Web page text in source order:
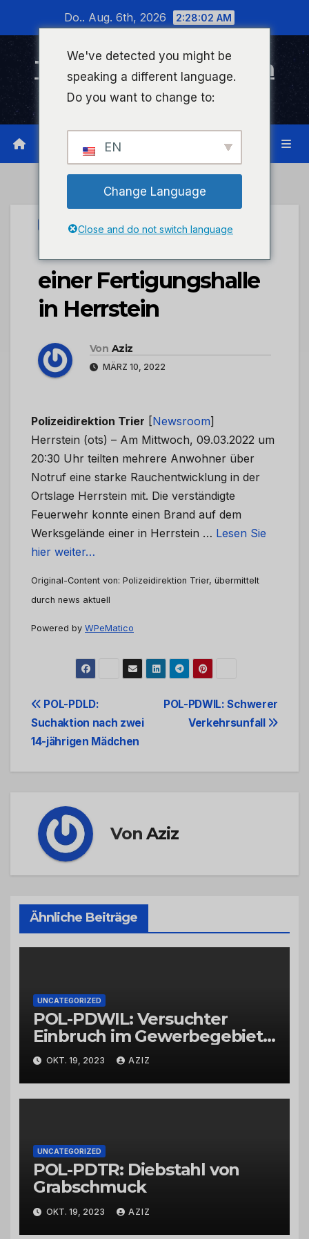
wechseln
Do.. Aug. 6th, 2026 2:28:03 AM
Timeline Bad Kreuznach
Infonetzwerk für Bad Kreuznach
UNCATEGORIZED
POL-PDTR: Brand
einer Fertigungshalle
in Herrstein
Von Aziz
MÄRZ 10, 2022
Polizeidirektion Trier [Newsroom]
Herrstein (ots) – Am Mittwoch, 09.03.2022 um
20:30 Uhr teilten mehrere Anwohner über
Notruf eine starke Rauchentwicklung in der
Ortslage Herrstein mit. Die verständigte
Feuerwehr konnte einen Brand auf dem
Werksgelände einer in Herrstein … Lesen Sie
hier weiter…
Original-Content von: Polizeidirektion Trier, übermittelt
durch news aktuell
Powered by WPeMatico
Beitrags-
Navigation
POL-PDWIL: Schwerer
Verkehrsunfall
POL-PDLD:
Suchaktion nach zwei
14-jährigen Mädchen
VonAziz
Ähnliche Beiträge
UNCATEGORIZED
POL-PDWIL: Versuchter
Einbruch im Gewerbegebiet
Wittlich
OKT. 19, 2023 AZIZ
UNCATEGORIZED
POL-PDTR: Diebstahl von
Grabschmuck
OKT. 19, 2023 AZIZ
We've detected you might be
speaking a different language.
Do you want to change to:
EN
Change Language
Close and do not switch language